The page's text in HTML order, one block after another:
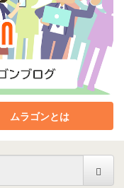
ムラゴンとは